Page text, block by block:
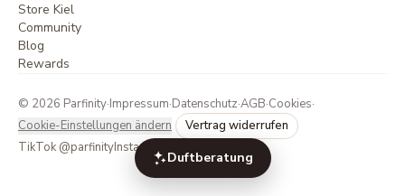
Duftberatung
Store Kiel
Community
Blog
Rewards
© 2026 Parfinity·Impressum·Datenschutz·AGB·Cookies·
Cookie-Einstellungen ändern
Vertrag widerrufen
TikTok @parfinityInstagram @parfinity.de